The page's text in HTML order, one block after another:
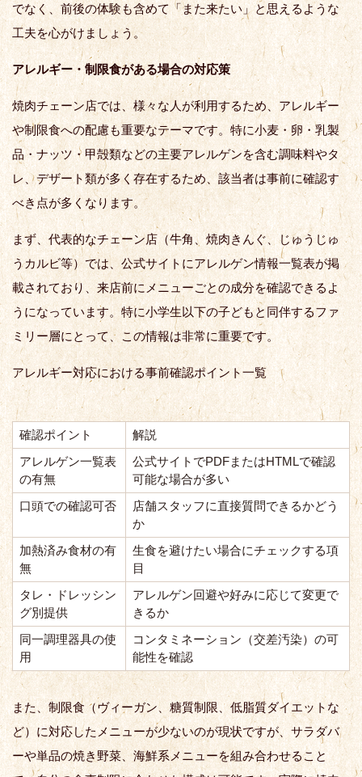
でなく、前後の体験も含めて「また来たい」と思えるような
工夫を心がけましょう。
アレルギー・制限食がある場合の対応策
焼肉チェーン店では、様々な人が利用するため、アレルギー
や制限食への配慮も重要なテーマです。特に小麦・卵・乳製
品・ナッツ・甲殻類などの主要アレルゲンを含む調味料やタ
レ、デザート類が多く存在するため、該当者は事前に確認す
べき点が多くなります。
まず、代表的なチェーン店（牛角、焼肉きんぐ、じゅうじゅ
うカルビ等）では、公式サイトにアレルゲン情報一覧表が掲
載されており、来店前にメニューごとの成分を確認できるよ
うになっています。特に小学生以下の子どもと同伴するファ
ミリー層にとって、この情報は非常に重要です。
アレルギー対応における事前確認ポイント一覧
確認ポイント
解説
アレルゲン一覧表
の有無
公式サイトでPDFまたはHTMLで確認
可能な場合が多い
口頭での確認可否
店舗スタッフに直接質問できるかどう
か
加熱済み食材の有
無
生食を避けたい場合にチェックする項
目
タレ・ドレッシン
グ別提供
アレルゲン回避や好みに応じて変更で
きるか
同一調理器具の使
用
コンタミネーション（交差汚染）の可
能性を確認
また、制限食（ヴィーガン、糖質制限、低脂質ダイエットな
ど）に対応したメニューが少ないのが現状ですが、サラダバ
ーや単品の焼き野菜、海鮮系メニューを組み合わせること